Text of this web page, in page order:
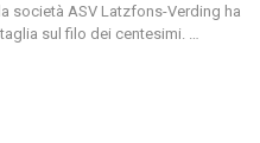
società ASV Latzfons-Verding ha
sul filo dei centesimi.